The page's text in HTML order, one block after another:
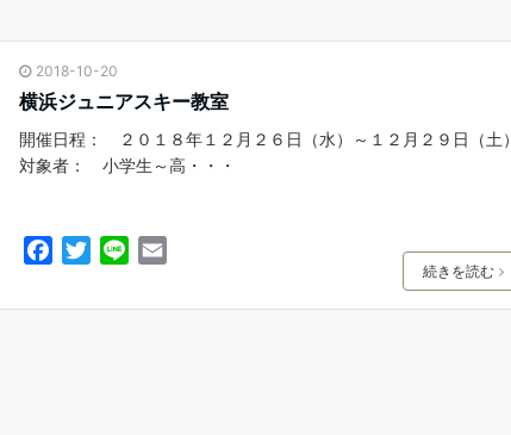
2018-10-20
横浜ジュニアスキー教室
開催日程： ２０１８年１２月２６日（水）～１２月２９日（土）
対象者： 小学生～高・・・
c
i
n
a
続きを読む